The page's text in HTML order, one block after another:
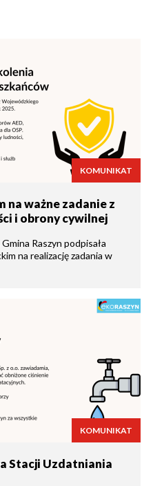
KOMUNIKAT
na ważne zadanie z
i obrony cywilnej
Raszyn podpisała
na realizację zadania w
KOMUNIKAT
Stacji Uzdatniania